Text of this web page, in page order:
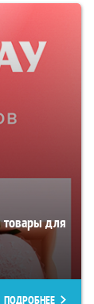
товары для
ПОДРОБНЕЕ